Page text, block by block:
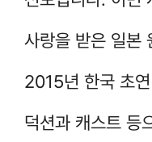
사랑을 받은 일본
2015년 한국 초
덕션과 캐스트 등